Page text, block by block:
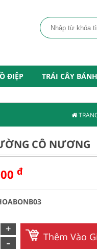
ĐIỆP TRÁI CÂY
CÔ NƯƠNG
đ
Thêm Vào